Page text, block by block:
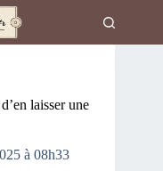
laisser une
à 08h33